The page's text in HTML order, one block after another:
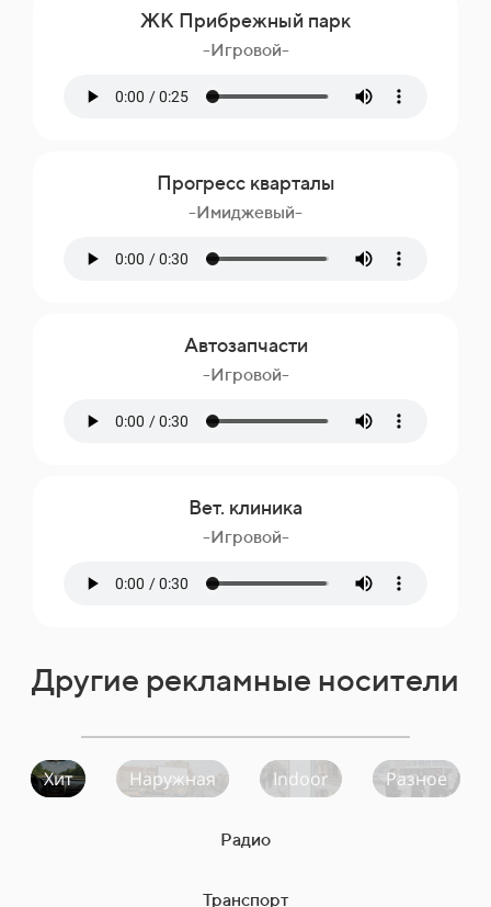
ЖК Прибрежный парк
-Игровой-
Прогресс кварталы
-Имиджевый-
Автозапчасти
-Игровой-
Вет. клиника
-Игровой-
Другие рекламные носители
Хит Наружная Indoor Разное
Радио
Транспорт